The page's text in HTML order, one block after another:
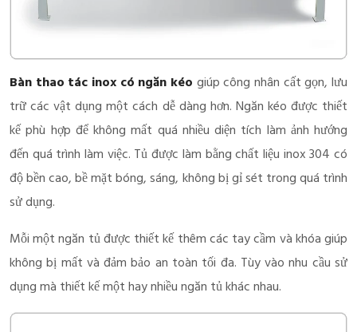
Bàn thao tác inox có ngăn kéo giúp công nhân cất gọn, lưu
trữ các vật dụng một cách dễ dàng hơn. Ngăn kéo được thiết
kế phù hợp để không mất quá nhiều diện tích làm ảnh hướng
đến quá trình làm việc. Tủ được làm bằng chất liệu inox 304 có
độ bền cao, bề mặt bóng, sáng, không bị gỉ sét trong quá trình
sử dụng.
Mỗi một ngăn tủ được thiết kế thêm các tay cầm và khóa giúp
không bị mất và đảm bảo an toàn tối đa. Tùy vào nhu cầu sử
dụng mà thiết kế một hay nhiều ngăn tủ khác nhau.